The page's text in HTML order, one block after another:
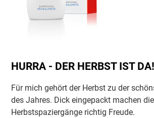
HURRA - DER HERBST IST DA!
Für mich gehört der Herbst zu der
des Jahres. Dick eingepackt machen die
Herbstspaziergänge richtig Freude.